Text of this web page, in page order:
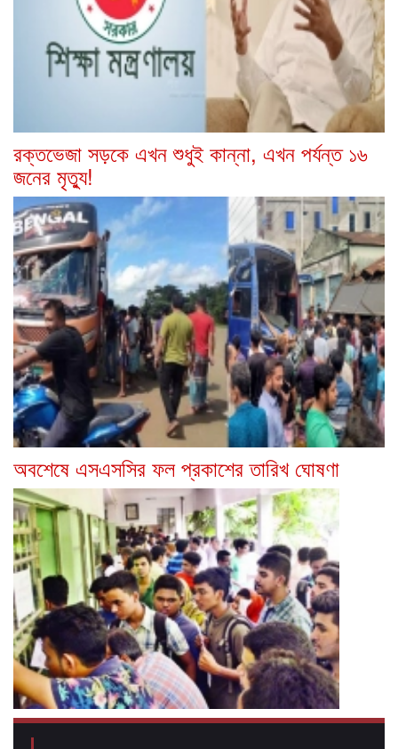
রক্তভেজা সড়কে এখন শুধুই কান্না, এখন পর্যন্ত ১৬
জনের মৃত্যু!
অবশেষে এসএসসির ফল প্রকাশের তারিখ ঘোষণা